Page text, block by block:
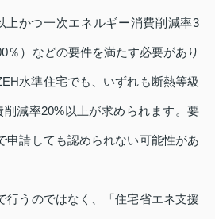
上かつ一次エネルギー消費削減率3
％）などの要件を満たす必要があり
水準住宅でも、いずれも断熱等級
減率20%以上が求められます。要
申請しても認められない可能性があ
行うのではなく、「住宅省エネ支援